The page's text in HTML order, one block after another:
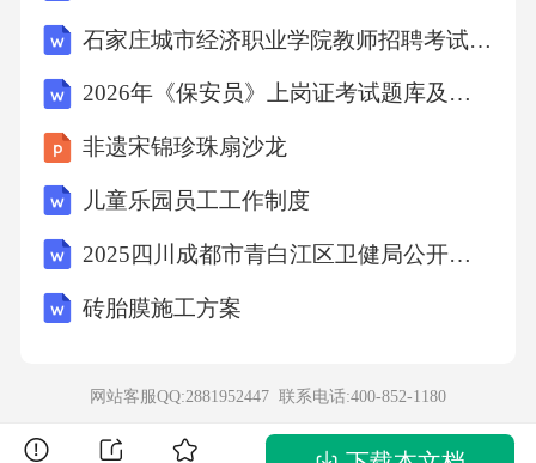
规定等，全面领会精神实质，强化法纪观念，
严守规矩底线。医
院党委理论学习中心组发挥示范作用，通过专
题报告会、支部主
题党日等形式，围绕遵守党纪法规、带头廉洁
教育，引导党员干部正确认识权力义务关系，
石家庄城市经济职业学院教师招聘考试笔试试题及答案
2026年《保安员》上岗证考试题库及答案
非遗宋锦珍珠扇沙龙
儿童乐园员工工作制度
2025四川成都市青白江区卫健局公开招募医疗卫生辅助岗人员48人笔试历年典型考题及考点剖析附带答案详解试卷2套
砖胎膜施工方案
网站客服QQ:2881952447 联系电话:400-852-1180